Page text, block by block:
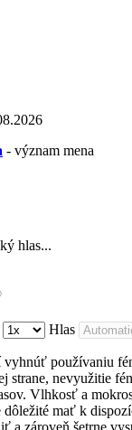
- význam mena
hlas...
Hlas
vyhnúť používaniu
strane, nevyužitie
Vlhkosť a
dôležité mať k